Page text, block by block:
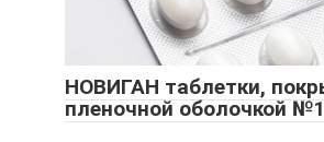
НОВИГАН таблетки,
пленочной оболочкой